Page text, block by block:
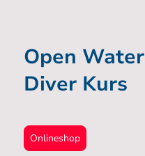
Open Water
Diver Kurs
Onlineshop